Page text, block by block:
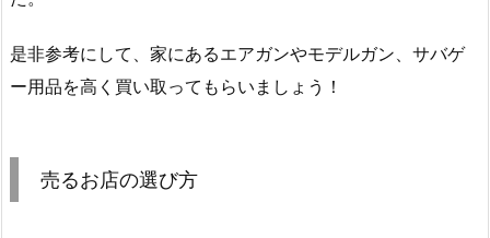
是非参考にして、家にあるエアガンやモデルガン、サバゲ
ー用品を高く買い取ってもらいましょう！
売るお店の選び方